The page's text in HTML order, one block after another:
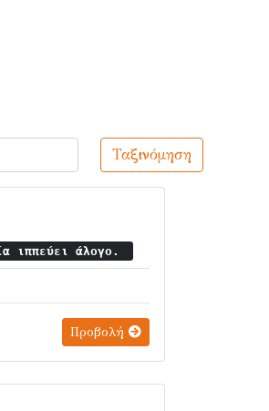
Ταξινόμηση
ιππεύει άλογο.
Προβολή